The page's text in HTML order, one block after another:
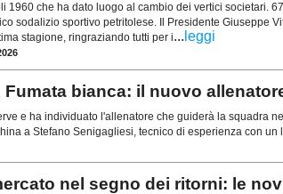
1960 che ha dato luogo al cambio dei vertici societari.
sodalizio sportivo petritolese. Il Presidente Giuseppe
stagione, ringraziando tutti per i... leggi
Fumata bianca: il nuovo
e ha individuato l'allenatore che guiderà la squadra
a Stefano Senigagliesi, tecnico di esperienza con un
nel segno dei ritorni: le